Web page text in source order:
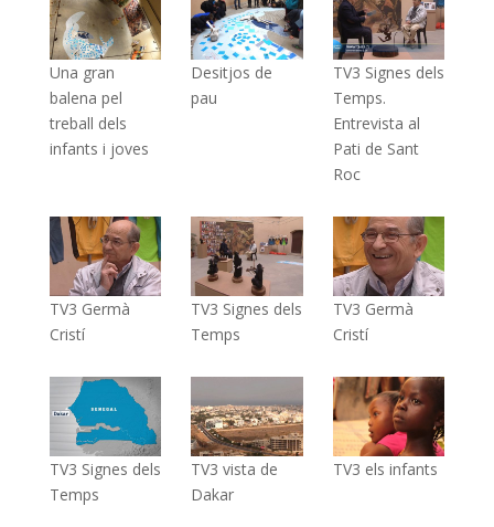
Una gran
balena pel
treball dels
infants i joves
Desitjos de
pau
TV3 Signes dels
Temps.
Entrevista al
Pati de Sant
Roc
TV3 Germà
Cristí
TV3 Signes dels
Temps
TV3 Germà
Cristí
TV3 Signes dels
Temps
TV3 vista de
Dakar
TV3 els infants